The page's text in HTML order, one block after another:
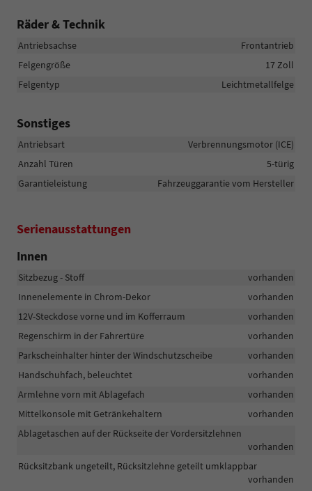
Räder & Technik
Antriebsachse
Frontantrieb
Felgengröße
17 Zoll
Felgentyp
Leichtmetallfelge
Sonstiges
Antriebsart
Verbrennungsmotor (ICE)
Anzahl Türen
5-türig
Garantieleistung
Fahrzeuggarantie vom Hersteller
Serienausstattungen
Innen
Sitzbezug - Stoff
vorhanden
Innenelemente in Chrom-Dekor
vorhanden
12V-Steckdose vorne und im Kofferraum
vorhanden
Regenschirm in der Fahrertüre
vorhanden
Parkscheinhalter hinter der Windschutzscheibe
vorhanden
Handschuhfach, beleuchtet
vorhanden
Armlehne vorn mit Ablagefach
vorhanden
Mittelkonsole mit Getränkehaltern
vorhanden
Ablagetaschen auf der Rückseite der Vordersitzlehnen
vorhanden
Rücksitzbank ungeteilt, Rücksitzlehne geteilt umklappbar
vorhanden